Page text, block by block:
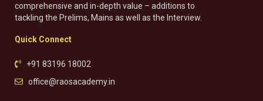
comprehensive and in-depth value – additions to
tackling the Prelims, Mains as well as the Interview.
Quick Connect
+91 83196 18002
office@raosacademy.in